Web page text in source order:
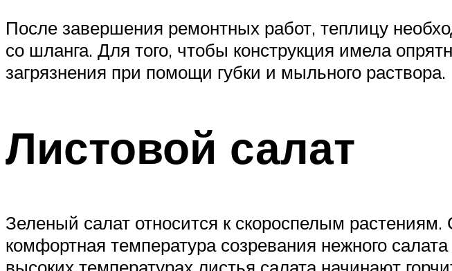
После завершения ремонтных работ, теплицу
со шланга. Для того, чтобы конструкция имела
загрязнения при помощи губки и мыльного раствора.
Листовой салат
Зеленый салат относится к скороспелым
комфортная температура созревания нежного